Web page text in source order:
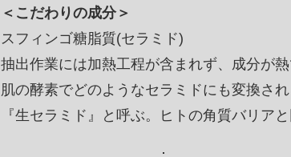
＜こだわりの成分＞
スフィンゴ糖脂質(セラミド)
抽出作業には加熱工程が含まれず、成分が
肌の酵素でどのようなセラミドにも変換さ
『生セラミド』と呼ぶ。ヒトの角質バリアと